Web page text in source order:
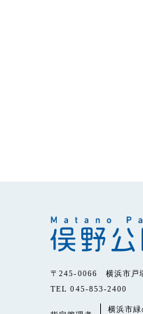
〒245-0066 横浜市戸
TEL 045-853-2400
横浜市